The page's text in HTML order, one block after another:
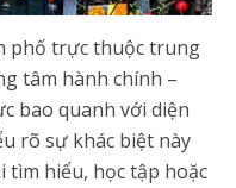
phố trực thuộc trung
tâm hành chính –
bao quanh với diện
rõ sự khác biệt này
hiểu, học tập hoặc